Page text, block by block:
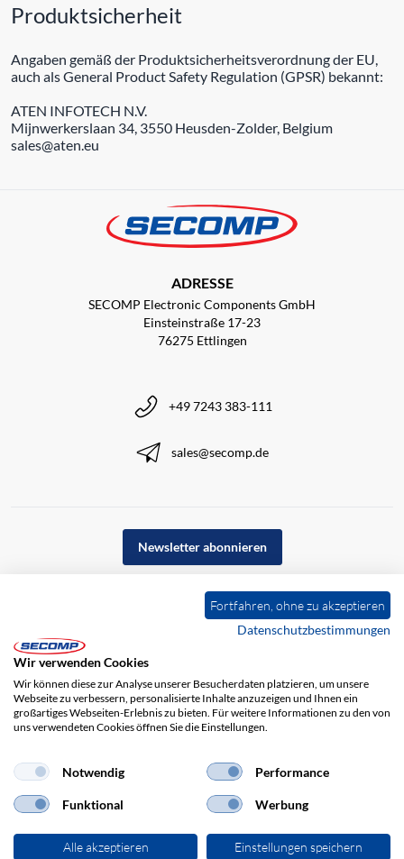
Produktsicherheit
Angaben gemäß der Produktsicherheitsverordnung der EU,
auch als General Product Safety Regulation (GPSR) bekannt:
ATEN INFOTECH N.V.
Mijnwerkerslaan 34, 3550 Heusden-Zolder, Belgium
sales@aten.eu
ADRESSE
SECOMP Electronic Components GmbH
Einsteinstraße 17-23
76275 Ettlingen
+49 7243 383-111
sales@secomp.de
Newsletter abonnieren
Impressum Haftungsausschluss
Fortfahren, ohne zu akzeptieren
Datenschutzbestimmungen
Wir verwenden Cookies
Wir können diese zur Analyse unserer Besucherdaten platzieren, um unsere
Webseite zu verbessern, personalisierte Inhalte anzuzeigen und Ihnen ein
großartiges Webseiten-Erlebnis zu bieten. Für weitere Informationen zu den von
uns verwendeten Cookies öffnen Sie die Einstellungen.
Notwendig Performance
Funktional Werbung
Alle akzeptieren Einstellungen speichern